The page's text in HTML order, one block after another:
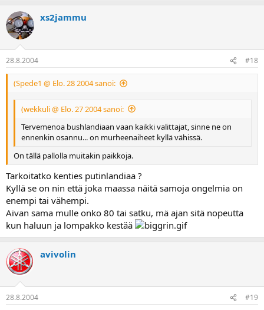
xs2jammu
28.8.2004 #18
(Spede1 @ Elo. 28 2004 sanoi:
(wekkuli @ Elo. 27 2004 sanoi:
Tervemenoa bushlandiaan vaan kaikki valittajat, sinne ne on
ennenkin osannu... on murheenaiheet kyllä vähissä.
On tällä pallolla muitakin paikkoja.
Tarkoitatko kenties putinlandiaa ?
Kyllä se on nin että joka maassa näitä samoja ongelmia on
enempi tai vähempi.
Aivan sama mulle onko 80 tai satku, mä ajan sitä nopeutta
kun haluun ja lompakko kestää
avivolin
28.8.2004 #19